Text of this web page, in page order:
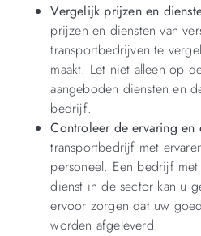
Vergelijk prijzen en
prijzen en diensten van
transportbedrijven te
maakt. Let niet alleen op
aangeboden diensten en
bedrijf.
Controleer de ervaring en
transportbedrijf met
personeel. Een bedrijf
dienst in de sector kan u
ervoor zorgen dat uw
worden afgeleverd.